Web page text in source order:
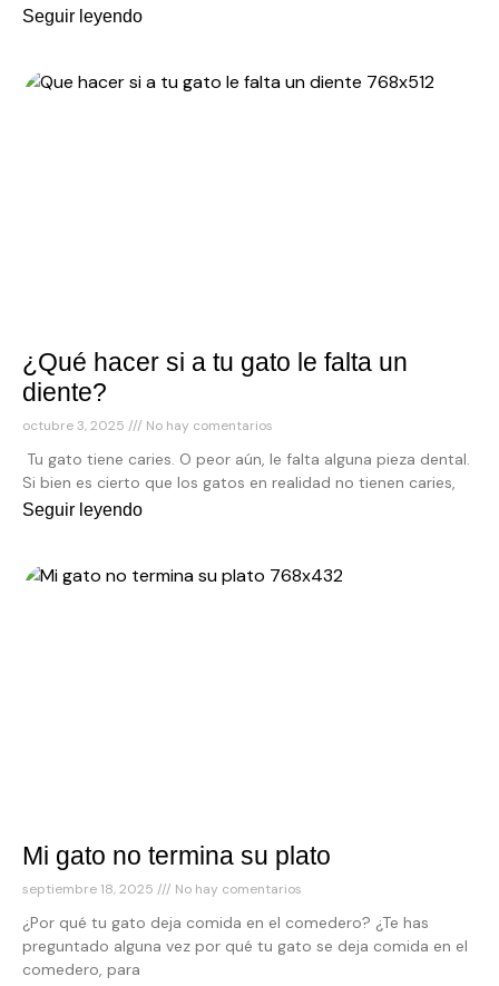
Seguir leyendo
¿Qué hacer si a tu gato le falta un
diente?
octubre 3, 2025 No hay comentarios
Tu gato tiene caries. O peor aún, le falta alguna pieza dental.
Si bien es cierto que los gatos en realidad no tienen caries,
Seguir leyendo
Mi gato no termina su plato
septiembre 18, 2025 No hay comentarios
¿Por qué tu gato deja comida en el comedero? ¿Te has
preguntado alguna vez por qué tu gato se deja comida en el
comedero, para